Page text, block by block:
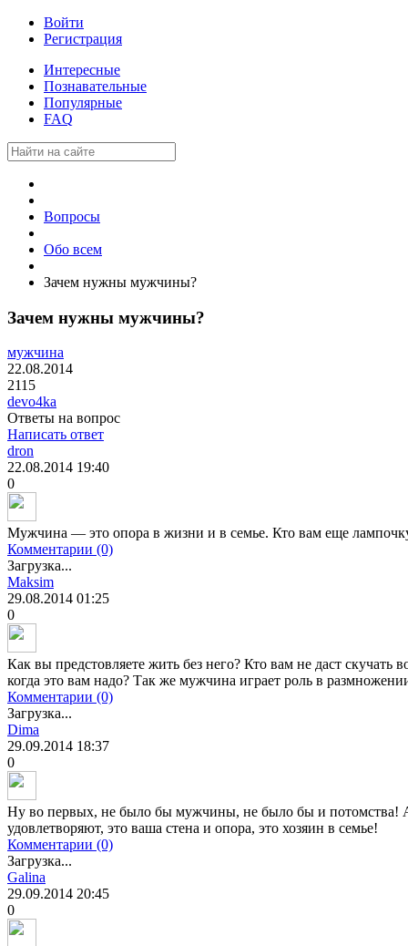
Войти
Регистрация
Интересные
Познавательные
Популярные
FAQ
Вопросы
Обо всем
Зачем нужны мужчины?
Зачем нужны мужчины?
мужчина
22.08.2014
2115
devo4ka
Ответы на вопрос
Написать ответ
dron
22.08.2014 19:40
0
Мужчина — это опора в жизни и в семье. Кто вам еще
Комментарии (0)
Загрузка...
Maksim
29.08.2014 01:25
0
Как вы предстовляете жить без него? Кто вам не даст скучать
когда это вам надо? Так же мужчина играет роль в
Комментарии (0)
Загрузка...
Dima
29.09.2014 18:37
0
Ну во первых, не было бы мужчины, не было бы и потомства!
удовлетворяют, это ваша стена и опора, это хозяин в семье!
Комментарии (0)
Загрузка...
Galina
29.09.2014 20:45
0